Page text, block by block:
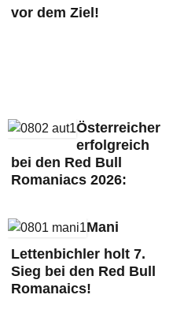
vor dem Ziel!
Österreicher
erfolgreich
bei den Red Bull
Romaniacs 2026:
Mani
Lettenbichler holt 7.
Sieg bei den Red Bull
Romanaics!